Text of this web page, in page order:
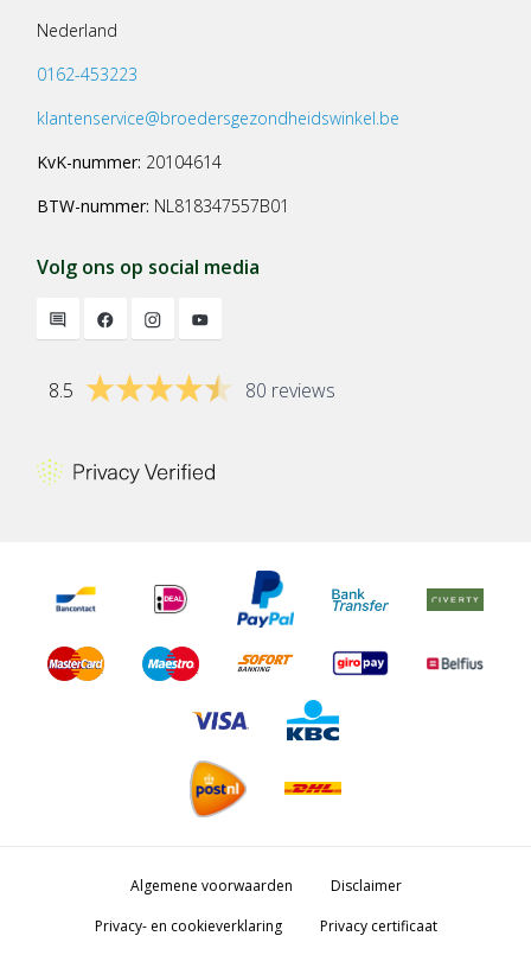
Nederland
0162-453223
klantenservice@broedersgezondheidswinkel.be
KvK-nummer: 20104614
BTW-nummer: NL818347557B01
Volg ons op social media
8.5 80 reviews
Algemene voorwaarden
Disclaimer
Privacy- en cookieverklaring
Privacy certificaat